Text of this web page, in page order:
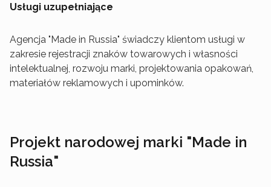
Usługi uzupełniające
Agencja "Made in Russia" świadczy klientom usługi w
zakresie rejestracji znaków towarowych i własności
intelektualnej, rozwoju marki, projektowania opakowań,
materiałów reklamowych i upominków.
Projekt narodowej marki "Made in
Russia"